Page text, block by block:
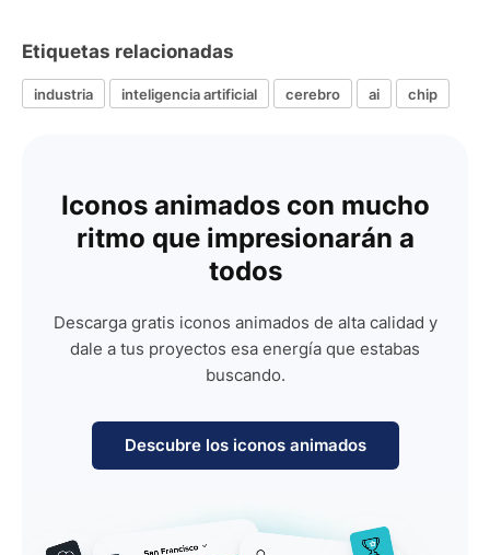
Etiquetas relacionadas
industria inteligencia artificial cerebro ai chip
Iconos animados con mucho
ritmo que impresionarán a
todos
Descarga gratis iconos animados de alta calidad y
dale a tus proyectos esa energía que estabas
buscando.
Descubre los iconos animados